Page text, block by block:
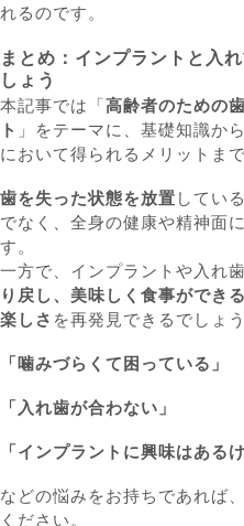
れるのです。
まとめ：インプラントと入
しょう
本記事では「高齢者のための
ト 」をテーマに、基礎知識か
において得られるメリットま
歯を失った状態を放置 してい
でなく、全身の健康や精神面
す。
一方で、インプラントや入れ
り戻し、美味しく食事ができ
楽しさ を再発見できるでしょう
「噛みづらくて困っている」
「入れ歯が合わない」
「インプラントに興味はある
などの悩みをお持ちであれば、
ください。